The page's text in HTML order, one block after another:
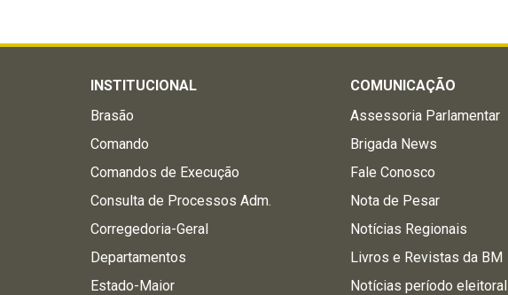
INSTITUCIONAL
Brasão
Comando
Comandos de Execução
Consulta de Processos Adm.
Corregedoria-Geral
Departamentos
Estado-Maior
COMUNICAÇÃO
Assessoria Parlamentar
Brigada News
Fale Conosco
Nota de Pesar
Notícias Regionais
Livros e Revistas da BM
Notícias período eleitoral